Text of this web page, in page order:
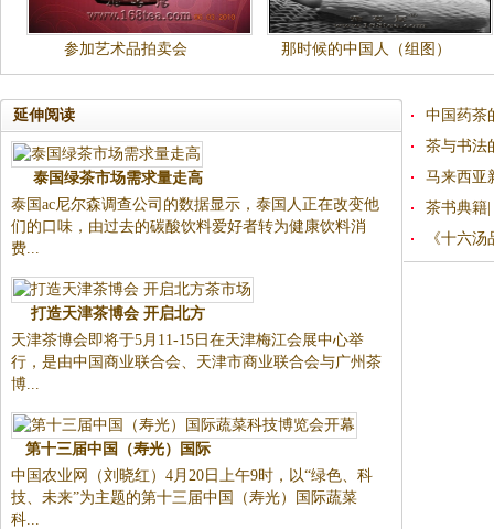
参加艺术品拍卖会 那时候的中国人（组图）
延伸阅读
泰国绿茶市场需求量走高
泰国ac尼尔森调查公司的数据显示，泰国人正在改变他
们的口味，由过去的碳酸饮料爱好者转为健康饮料消
费...
打造天津茶博会 开启北方
天津茶博会即将于5月11-15日在天津梅江会展中心举
行，是由中国商业联合会、天津市商业联合会与广州茶
博...
第十三届中国（寿光）国际
中国农业网（刘晓红）4月20日上午9时，以“绿色、科
技、未来”为主题的第十三届中国（寿光）国际蔬菜
科...
中国药茶
茶与书法
马来西亚
茶书典籍
《十六